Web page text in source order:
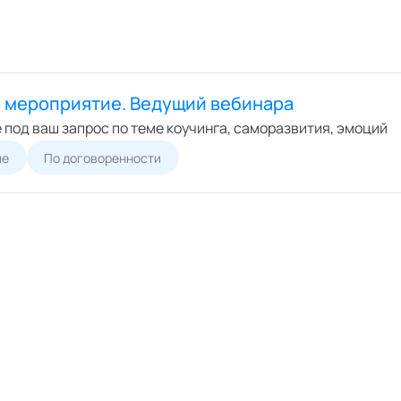
Ведущий вебинара
ваш запрос по теме коучинга, саморазвития, эмоций
По договоренности